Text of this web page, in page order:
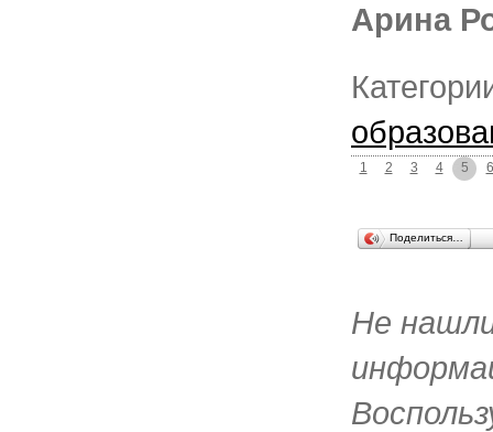
Арина
1 2 3 4 5 6
Поделиться…
Не